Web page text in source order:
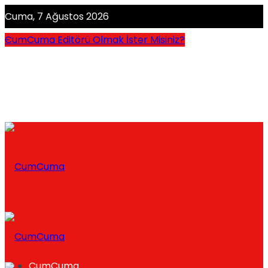
Cuma, 7 Ağustos 2026
CumCuma Editörü Olmak İster Misiniz?